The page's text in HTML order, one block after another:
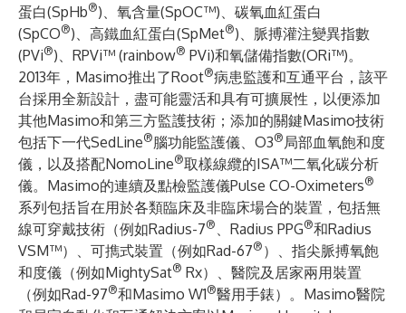
蛋白(SpHb®)、氧含量(SpOC™)、碳氧血紅蛋白
(SpCO®)、高鐵血紅蛋白(SpMet®)、脈搏灌注變異指數
(PVi®)、RPVi™ (rainbow® PVi)和氧儲備指數(ORi™)。
2013年，Masimo推出了Root®病患監護和互通平台，該平
台採用全新設計，盡可能靈活和具有可擴展性，以便添加
其他Masimo和第三方監護技術；添加的關鍵Masimo技術
包括下一代SedLine®腦功能監護儀、O3® 局部血氧飽和度
儀，以及搭配NomoLine®取樣線纜的ISA™二氧化碳分析
儀。Masimo的連續及點檢監護儀Pulse CO-Oximeters®
系列包括旨在用於各類臨床及非臨床場合的裝置，包括無
線可穿戴技術（例如Radius-7® 、Radius PPG®和Radius
VSM™）、可擕式裝置（例如Rad-67® ）、指尖脈搏氧飽
和度儀（例如MightySat® Rx）、醫院及居家兩用裝置
（例如Rad-97®和Masimo W1®醫用手錶）。Masimo醫院